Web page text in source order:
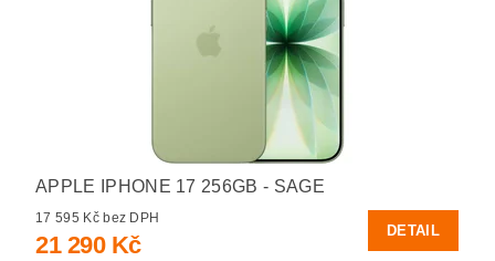
APPLE IPHONE 17 256GB - SAGE
17 595 Kč bez DPH
21 290 Kč
DETAIL